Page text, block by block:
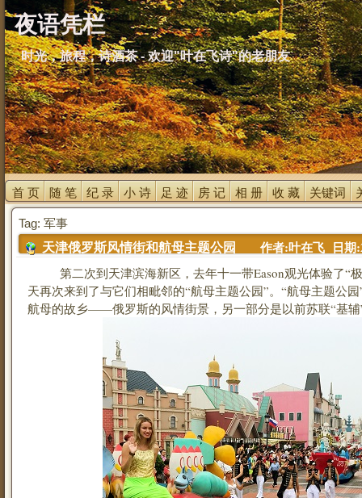
夜语凭栏
时光，旅程，诗酒茶 - 欢迎"叶在飞诗"的老朋友
首 页 随 笔 纪 录 小 诗 足 迹 房 记 相 册 收 藏 关键词
Tag: 军事
天津俄罗斯风情街和航母主题公园
作者:叶在飞 日期
第二次到天津滨海新区，去年十一带Eason观光体验了“极
天再次来到了与它们相毗邻的“航母主题公园”。“航母主题公
航母的故乡——俄罗斯的风情街景，另一部分是以前苏联“基